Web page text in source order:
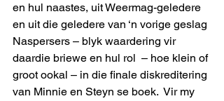
en hul naastes, uit Weermag-geledere
en uit die geledere van ‘n vorige geslag
Naspersers – blyk waardering vir
daardie briewe en hul rol  – hoe klein of
groot ookal – in die finale diskreditering
van Minnie en Steyn se boek.  Vir my